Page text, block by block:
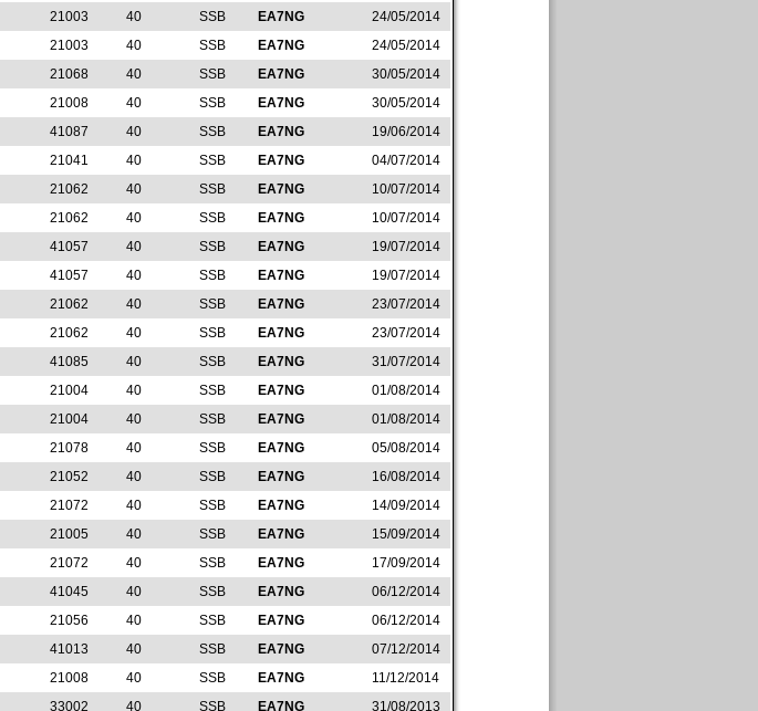
21003 40 SSB EA7NG
24/05/2014
21003 40 SSB EA7NG
24/05/2014
21068 40 SSB EA7NG
30/05/2014
21008 40 SSB EA7NG
30/05/2014
41087 40 SSB EA7NG
19/06/2014
21041 40 SSB EA7NG
04/07/2014
21062 40 SSB EA7NG
10/07/2014
21062 40 SSB EA7NG
10/07/2014
41057 40 SSB EA7NG
19/07/2014
41057 40 SSB EA7NG
19/07/2014
21062 40 SSB EA7NG
23/07/2014
21062 40 SSB EA7NG
23/07/2014
41085 40 SSB EA7NG
31/07/2014
21004 40 SSB EA7NG
01/08/2014
21004 40 SSB EA7NG
01/08/2014
21078 40 SSB EA7NG
05/08/2014
21052 40 SSB EA7NG
16/08/2014
21072 40 SSB EA7NG
14/09/2014
21005 40 SSB EA7NG
15/09/2014
21072 40 SSB EA7NG
17/09/2014
41045 40 SSB EA7NG
06/12/2014
21056 40 SSB EA7NG
06/12/2014
41013 40 SSB EA7NG
07/12/2014
21008 40 SSB EA7NG
11/12/2014
33002 40 SSB EA7NG 31/08/2013